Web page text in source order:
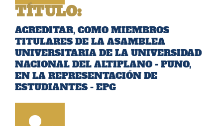
TÍTULO:
ACREDITAR, COMO MIEMBROS
TITULARES DE LA ASAMBLEA
UNIVERSITARIA DE LA UNIVERSIDAD
NACIONAL DEL ALTIPLANO - PUNO,
EN LA REPRESENTACIÓN DE
ESTUDIANTES - EPG